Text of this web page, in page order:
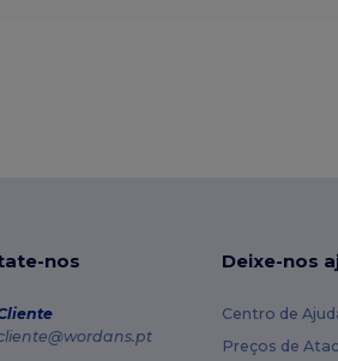
nos Deixe-nos
Centro de
Preços de